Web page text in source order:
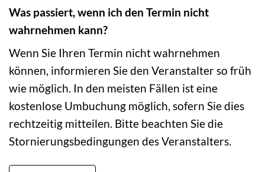
Was passiert, wenn ich den Termin nicht
wahrnehmen kann?
Wenn Sie Ihren Termin nicht wahrnehmen
können, informieren Sie den Veranstalter so früh
wie möglich. In den meisten Fällen ist eine
kostenlose Umbuchung möglich, sofern Sie dies
rechtzeitig mitteilen. Bitte beachten Sie die
Stornierungsbedingungen des Veranstalters.